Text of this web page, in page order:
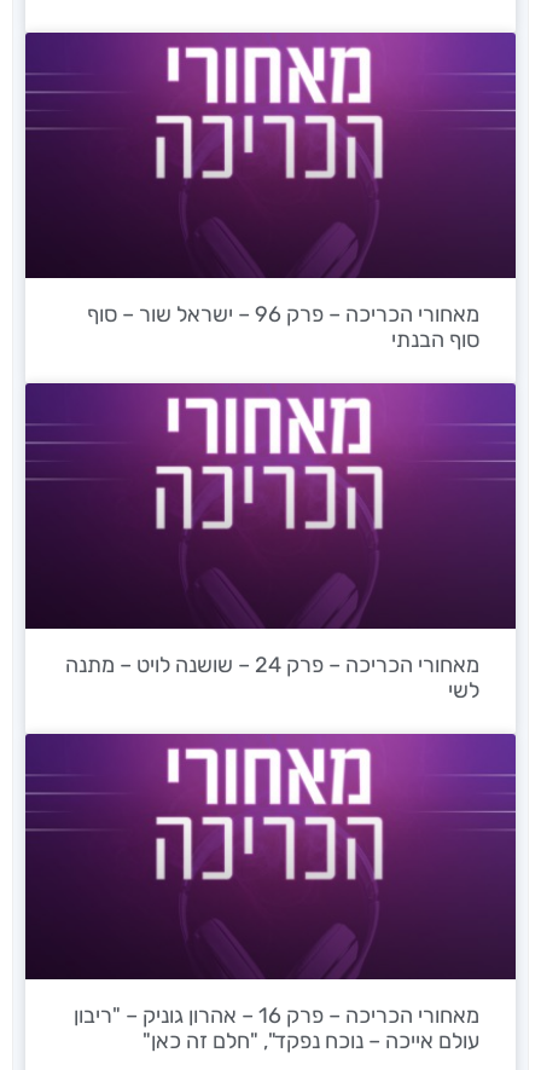
מאחורי הכריכה – פרק 96 – ישראל שור – סוף
סוף הבנתי
מאחורי הכריכה – פרק 24 – שושנה לויט – מתנה
לשי
מאחורי הכריכה – פרק 16 – אהרון גוניק – "ריבון
עולם אייכה – נוכח נפקד", "חלם זה כאן"